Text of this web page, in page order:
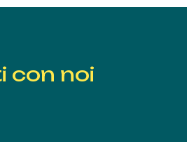
con noi